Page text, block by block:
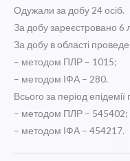
Одужали за добу 24 осіб.
За добу зареєстровано 6
За добу в області
– методом ПЛР – 1015;
– методом ІФА – 280.
Всього за період
– методом ПЛР – 545402;
– методом ІФА – 454217.